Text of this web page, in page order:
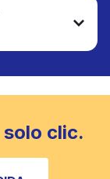
para
color y
mantas y
piezas
solo clic.